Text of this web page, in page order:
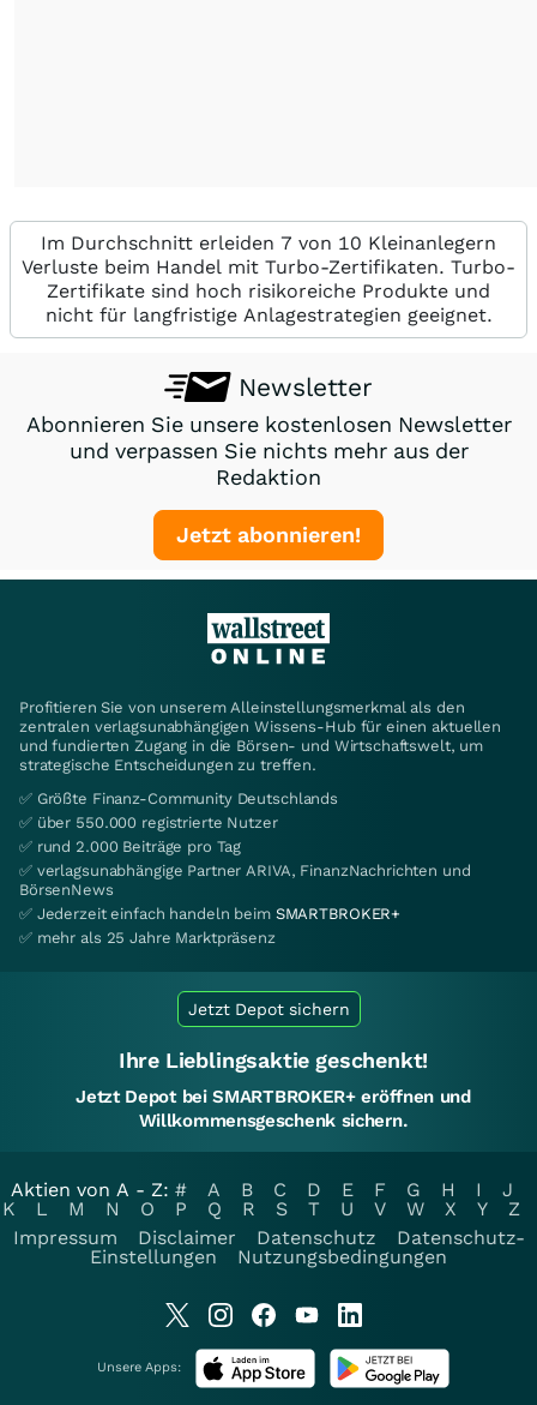
Im Durchschnitt erleiden 7 von 10 Kleinanlegern
Verluste beim Handel mit Turbo-Zertifikaten. Turbo-
Zertifikate sind hoch risikoreiche Produkte und
nicht für langfristige Anlagestrategien geeignet.
Newsletter
Abonnieren Sie unsere kostenlosen Newsletter
und verpassen Sie nichts mehr aus der
Redaktion
Jetzt abonnieren!
Profitieren Sie von unserem Alleinstellungsmerkmal als den
zentralen verlagsunabhängigen Wissens-Hub für einen aktuellen
und fundierten Zugang in die Börsen- und Wirtschaftswelt, um
strategische Entscheidungen zu treffen.
✅ Größte Finanz-Community Deutschlands
✅ über 550.000 registrierte Nutzer
✅ rund 2.000 Beiträge pro Tag
✅ verlagsunabhängige Partner ARIVA, FinanzNachrichten und
BörsenNews
✅ Jederzeit einfach handeln beim SMARTBROKER+
✅ mehr als 25 Jahre Marktpräsenz
Jetzt Depot sichern
Ihre Lieblingsaktie geschenkt!
Jetzt Depot bei SMARTBROKER+ eröffnen und
Willkommensgeschenk sichern.
Aktien von A - Z: # A B C D E F G H I
J
K
L M N O P Q R S T U V W X Y
Z
Impressum
Disclaimer Datenschutz
Datenschutz-
Einstellungen
Nutzungsbedingungen
Unsere Apps: